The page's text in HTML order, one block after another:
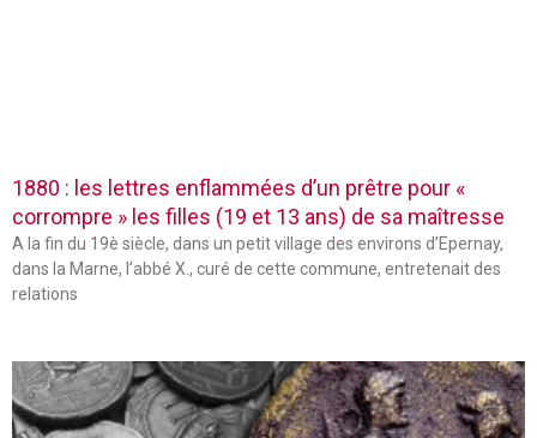
1880 : les lettres enflammées d’un prêtre pour «
corrompre » les filles (19 et 13 ans) de sa maîtresse
A la fin du 19è siècle, dans un petit village des environs d’Epernay,
dans la Marne, l’abbé X., curé de cette commune, entretenait des
relations